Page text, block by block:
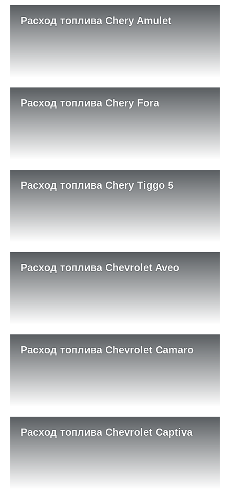
Расход топлива Chery Amulet
Расход топлива Chery Fora
Расход топлива Chery Tiggo 5
Расход топлива Chevrolet Aveo
Расход топлива Chevrolet Camaro
Расход топлива Chevrolet Captiva